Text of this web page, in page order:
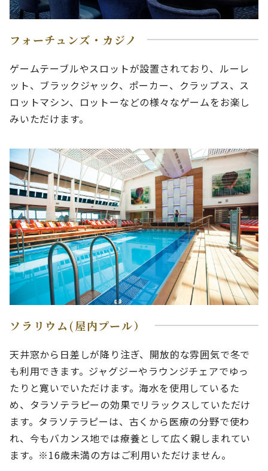
フォーチュンズ・カジノ
ゲームテーブルやスロットが設置されており、ルーレ
ット、ブラックジャック、ポーカー、クラップス、ス
ロットマシン、ロットーなどの様々なゲームをお楽し
みいただけます。
ソラリウム(屋内プール）
天井窓から日差しが降り注ぎ、開放的な雰囲気で冬で
も利用できます。ジャグジーやラウンジチェアでゆっ
たりと寛いでいただけます。海水を使用しているた
め、タラソテラピーの効果でリラックスしていただけ
ます。タラソテラピーは、古くから医療の分野で使わ
れ、今もバカンス地では療養として広く親しまれてい
ます。※16歳未満の方はご利用いただけません。